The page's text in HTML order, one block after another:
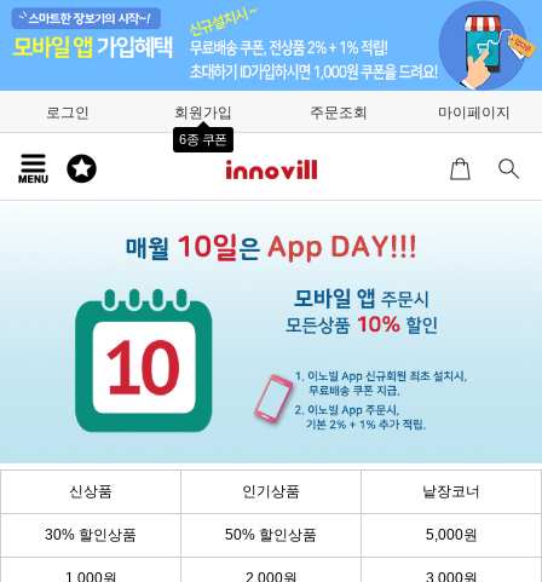
로그인 회원가입
6종 쿠폰
주문조회 마이페이지
신상품 인기상품 낱장코너
30% 할인상품 50% 할인상품 5,000원